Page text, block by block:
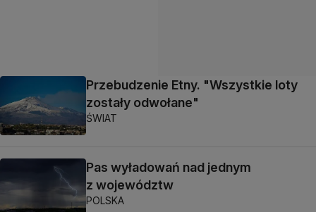
Przebudzenie Etny. "Wszystkie loty
zostały odwołane"
ŚWIAT
Pas wyładowań nad jednym
z województw
POLSKA